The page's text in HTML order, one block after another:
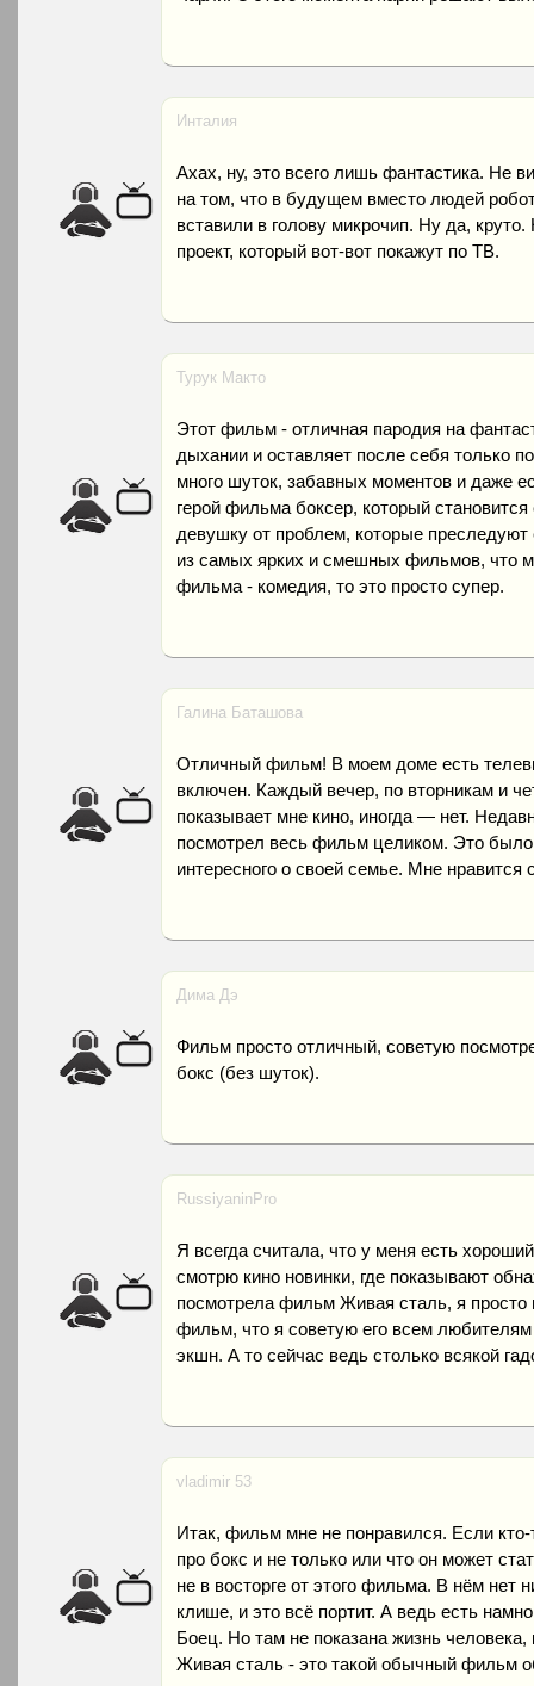
Инталия
Ахах, ну, это всего лишь фантастика. Не
на том, что в будущем вместо людей
вставили в голову микрочип. Ну да,
проект, который вот-вот покажут по ТВ.
Турук Макто
Этот фильм - отличная пародия на
дыхании и оставляет после себя только
много шуток, забавных моментов и даже
герой фильма боксер, который
девушку от проблем, которые преследуют
из самых ярких и смешных фильмов, что
фильма - комедия, то это просто супер.
Галина Баташова
Отличный фильм! В моем доме есть
включен. Каждый вечер, по вторникам и
показывает мне кино, иногда — нет.
посмотрел весь фильм целиком. Это
интересного о своей семье. Мне нравится
Дима Дэ
Фильм просто отличный, советую
бокс (без шуток).
RussiyaninPro
Я всегда считала, что у меня есть
смотрю кино новинки, где показывают
посмотрела фильм Живая сталь, я просто
фильм, что я советую его всем
экшн. А то сейчас ведь столько всякой
vladimir 53
Итак, фильм мне не понравился. Если кто-
про бокс и не только или что он может
не в восторге от этого фильма. В нём нет
клише, и это всё портит. А ведь есть
Боец. Но там не показана жизнь человека,
Живая сталь - это такой обычный фильм